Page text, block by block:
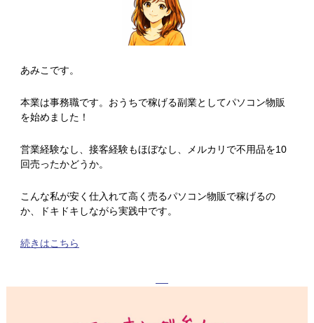
あみこです。
本業は事務職です。おうちで稼げる副業としてパソコン物販
を始めました！
営業経験なし、接客経験もほぼなし、メルカリで不用品を10
回売ったかどうか。
こんな私が安く仕入れて高く売るパソコン物販で稼げるの
か、ドキドキしながら実践中です。
続きはこちら